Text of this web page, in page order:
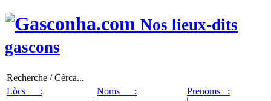
Nos lieux-dits
gascons
Recherche / Cèrca...
Lòcs :
Noms : Prenoms :